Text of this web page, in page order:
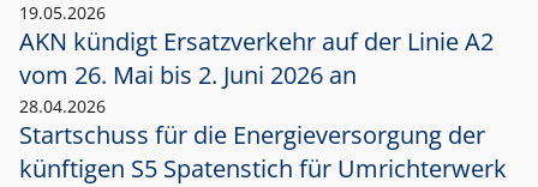
19.05.2026
AKN kündigt Ersatzverkehr auf der Linie A2
vom 26. Mai bis 2. Juni 2026 an
28.04.2026
Startschuss für die Energieversorgung der
künftigen S5 Spatenstich für Umrichterwerk